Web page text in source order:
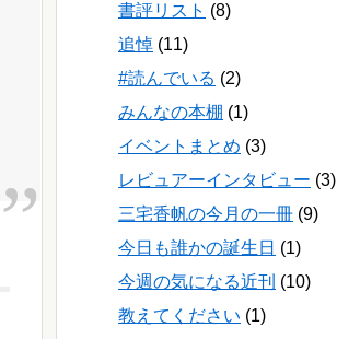
書評リスト (8)
追悼 (11)
#読んでいる (2)
みんなの本棚 (1)
イベントまとめ (3)
レビュアーインタビュー (3)
三宅香帆の今月の一冊 (9)
今日も誰かの誕生日 (1)
今週の気になる近刊 (10)
教えてください (1)